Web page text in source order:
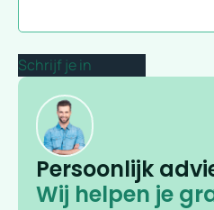
Persoonlijk
Wij helpen je